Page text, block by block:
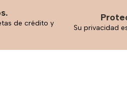
de crédito y
Su privacidad